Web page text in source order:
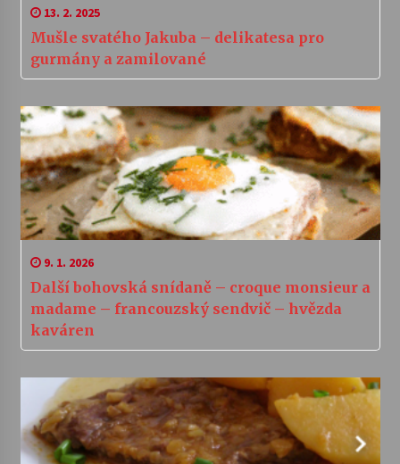
13. 2. 2025
Mušle svatého Jakuba – delikatesa pro
gurmány a zamilované
9. 1. 2026
Další bohovská snídaně – croque monsieur a
madame – francouzský sendvič – hvězda
kaváren